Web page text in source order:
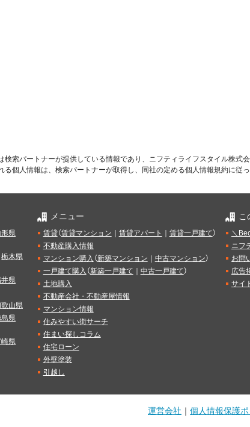
索パートナーが提供している情報であり、ニフティライフスタイル株式
個人情報は、検索パートナーが取得し、同社の定める個人情報規約に従っ
形県
栃木県
県
山県
県
県
メニュー
賃貸（賃貸マンション 賃貸アパート 賃貸一戸建て）
不動産購入情報
マンション購入 （新築マンション 中古マンション）
一戸建て購入 （新築一戸建て 中古一戸建て）
土地購入
不動産会社・不動産屋情報
マンション情報
住みやすい街サーチ
住まい探しコラム
住宅ローン
外壁塗装
引越し
こ
＼
ニフ
お問
広告
サイ
運営会社 ｜ 個人情報保護